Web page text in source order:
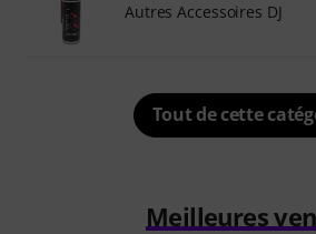
Autres Accessoires DJ
Tout de cette
Meilleures